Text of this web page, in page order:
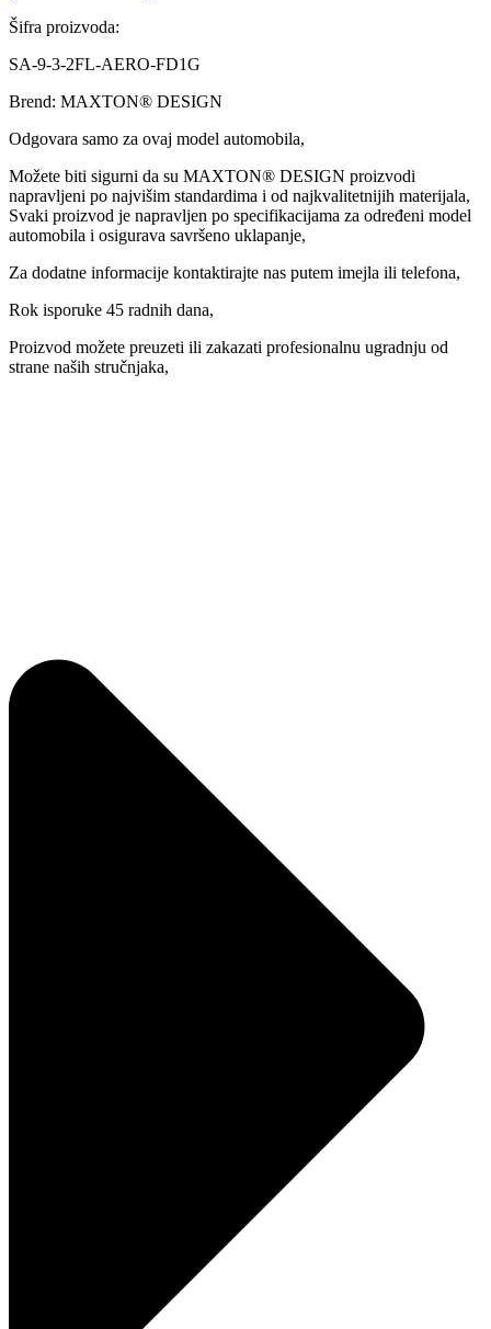
Šifra proizvoda:
SA-9-3-2FL-AERO-FD1G
Brend: MAXTON® DESIGN
Odgovara samo za ovaj model automobila,
Možete biti sigurni da su MAXTON® DESIGN proizvodi
napravljeni po najvišim standardima i od najkvalitetnijih materijala,
Svaki proizvod je napravljen po specifikacijama za određeni model
automobila i osigurava savršeno uklapanje,
Za dodatne informacije kontaktirajte nas putem imejla ili telefona,
Rok isporuke 45 radnih dana,
Proizvod možete preuzeti ili zakazati profesionalnu ugradnju od
strane naših stručnjaka,